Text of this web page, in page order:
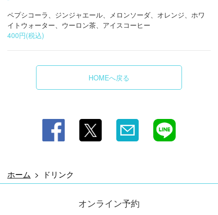
ペプシコーラ、ジンジャエール、メロンソーダ、オレンジ、ホワ
イトウォーター、ウーロン茶、アイスコーヒー
400円(税込)
HOMEへ戻る
ホーム ドリンク
ドリンク | 牡蠣小屋＆BBQ WOOD DESIGN PARK(ウッド
デザインパーク） 野間
愛知県知多郡美浜町小野浦二ツ廻間35－4
https://wooddesignparknoma.owst.jp/drinks
お店情報をコピー
閉じる
オンライン予約